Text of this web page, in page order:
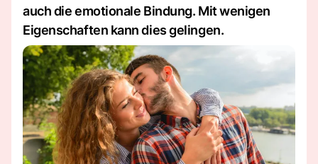
auch die emotionale Bindung. Mit wenigen
Eigenschaften kann dies gelingen.